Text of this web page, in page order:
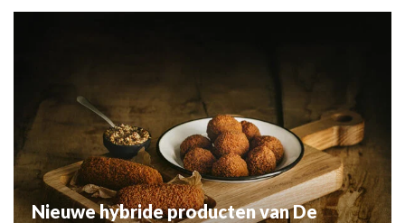
Nieuwe hybride producten van De